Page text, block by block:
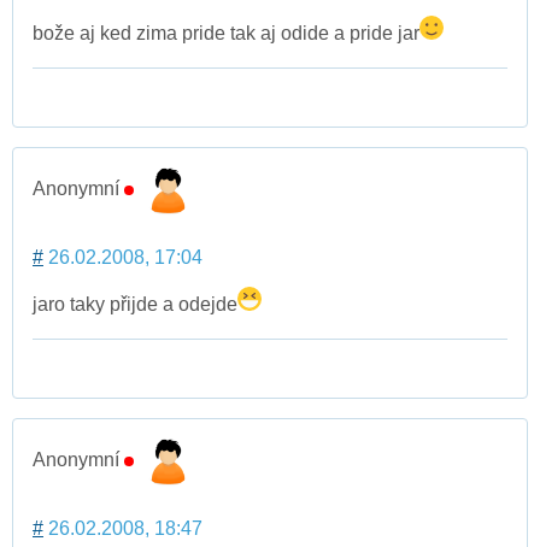
bože aj ked zima pride tak aj odide a pride jar
Anonymní
# 26.02.2008, 17:04
jaro taky přijde a odejde
Anonymní
# 26.02.2008, 18:47